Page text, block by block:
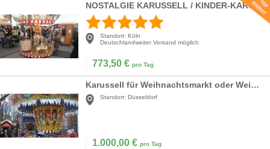
NOSTALGIE KARUSSELL / KINDER-KARUSSELL MIT 12-14 PLÄTZEN
Standort: Köln
Deutschlandweiter Versand möglich
773,50 € pro Tag
Karussell für Weihnachtsmarkt oder Weihnachtsfeier
Standort: Düsseldorf
1.000,00 € pro Tag